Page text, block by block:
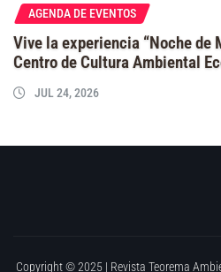
AGENDA DE EVENTOS
Vive la experiencia “Noche de
Centro de Cultura Ambiental
JUL 24, 2026
Copyright © 2025 | Revista Teorema